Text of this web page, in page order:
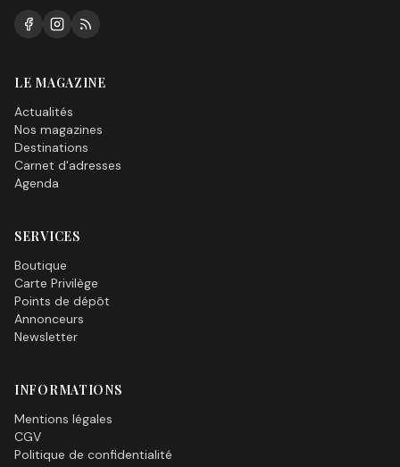
LE MAGAZINE
Actualités
Nos magazines
Destinations
Carnet d'adresses
Agenda
SERVICES
Boutique
Carte Privilège
Points de dépôt
Annonceurs
Newsletter
INFORMATIONS
Mentions légales
CGV
Politique de confidentialité